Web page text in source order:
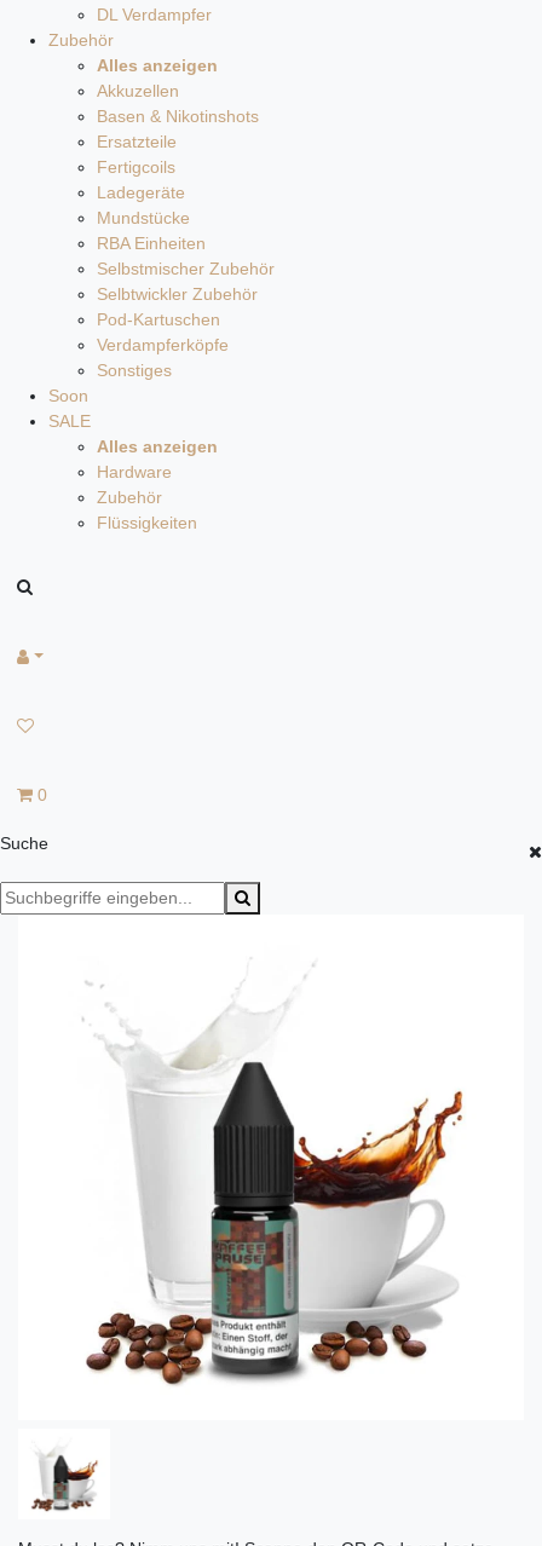
DL Verdampfer
Zubehör
Alles anzeigen
Akkuzellen
Basen & Nikotinshots
Ersatzteile
Fertigcoils
Ladegeräte
Mundstücke
RBA Einheiten
Selbstmischer Zubehör
Selbtwickler Zubehör
Pod-Kartuschen
Verdampferköpfe
Sonstiges
Soon
SALE
Alles anzeigen
Hardware
Zubehör
Flüssigkeiten
0
Suche